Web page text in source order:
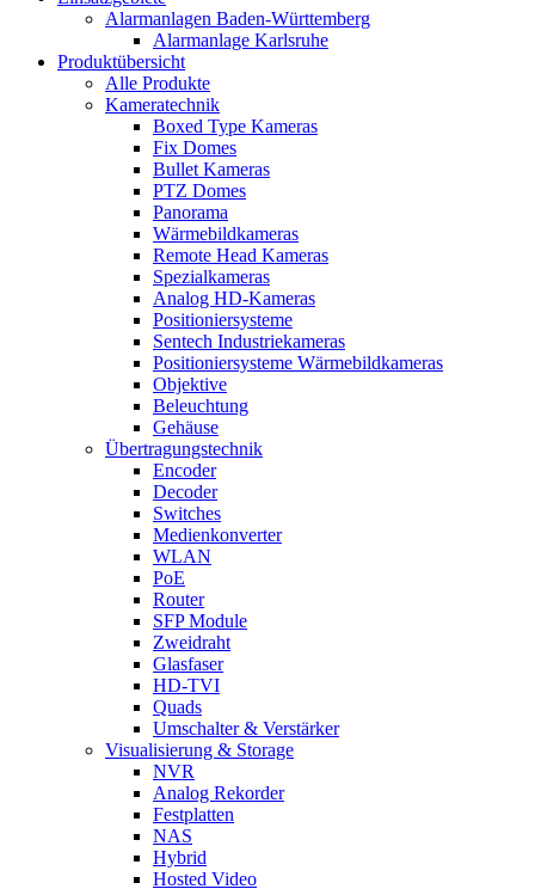
Alarmanlagen Baden-Württemberg
Alarmanlage Karlsruhe
Produktübersicht
Alle Produkte
Kameratechnik
Boxed Type Kameras
Fix Domes
Bullet Kameras
PTZ Domes
Panorama
Wärmebildkameras
Remote Head Kameras
Spezialkameras
Analog HD-Kameras
Positioniersysteme
Sentech Industriekameras
Positioniersysteme Wärmebildkameras
Objektive
Beleuchtung
Gehäuse
Übertragungstechnik
Encoder
Decoder
Switches
Medienkonverter
WLAN
PoE
Router
SFP Module
Zweidraht
Glasfaser
HD-TVI
Quads
Umschalter & Verstärker
Visualisierung & Storage
NVR
Analog Rekorder
Festplatten
NAS
Hybrid
Hosted Video